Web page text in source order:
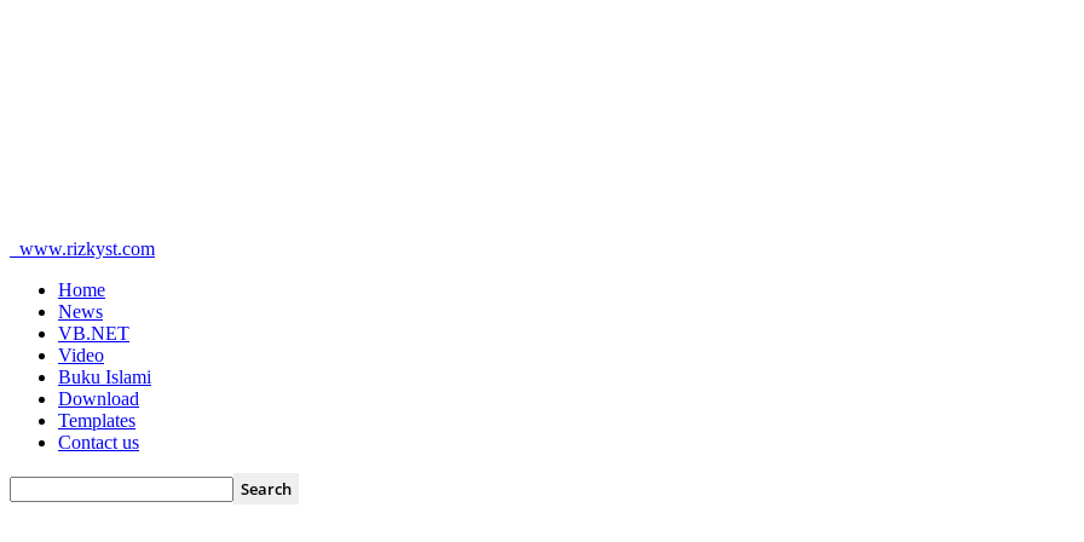
www.rizkyst.com
Home
News
VB.NET
Video
Buku Islami
Download
Templates
Contact us